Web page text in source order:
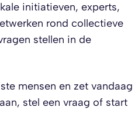
initiatieven, experts,
rond collectieve
stellen in de
mensen en zet vandaag
stel een vraag of start